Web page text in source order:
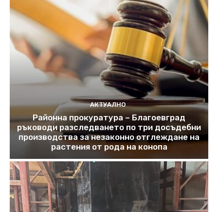
АКТУАЛНО
Районна прокуратура – Благоевград
ръководи разследването по три досъдебни
производства за незаконно отглеждане на
растения от рода на конопа